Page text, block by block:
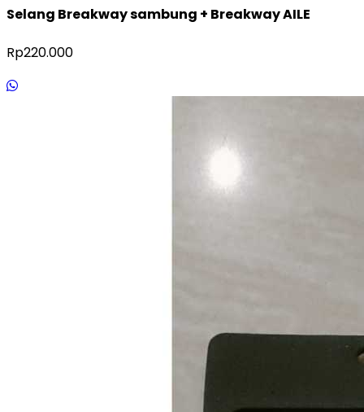
Selang Breakway sambung + Breakway AILE
Rp220.000